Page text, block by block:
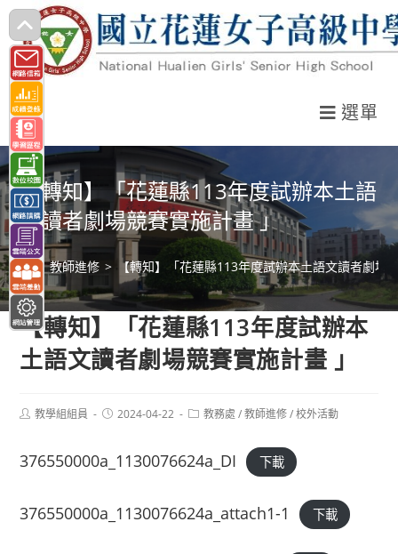
跳
轉
至
主
要
內
容
選單
【轉知】「花蓮縣113年度試辦本土語
文讀者劇場競賽實施計畫 」
> 教師進修 > 【轉知】「花蓮縣113年度試辦本土語文讀者劇場
【轉知】「花蓮縣113年度試辦本
土語文讀者劇場競賽實施計畫 」
Post教學組組員
Post2024-04-22
Post教務處 / 教師進修 / 校外活動
376550000a_1130076624a_DI 下載
376550000a_1130076624a_attach1-1 下載